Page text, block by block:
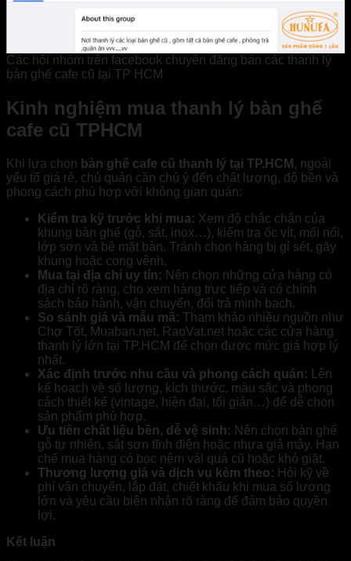
Các hội nhóm trên facebook chuyên đăng bán các thanh lý
bàn ghế cafe cũ tại TP HCM
Kinh nghiệm mua thanh lý bàn ghế
cafe cũ TPHCM
Khi lựa chọn bàn ghế cafe cũ thanh lý tại TP.HCM , ngoài
yếu tố giá rẻ, chủ quán cần chú ý đến chất lượng, độ bền và
phong cách phù hợp với không gian quán:
Kiểm tra kỹ trước khi mua: Xem độ chắc chắn của
khung bàn ghế (gỗ, sắt, inox…), kiểm tra ốc vít, mối nối,
lớp sơn và bề mặt bàn. Tránh chọn hàng bị gỉ sét, gãy
khung hoặc cong vênh.
Mua tại địa chỉ uy tín: Nên chọn những cửa hàng có
địa chỉ rõ ràng, cho xem hàng trực tiếp và có chính
sách bảo hành, vận chuyển, đổi trả minh bạch.
So sánh giá và mẫu mã: Tham khảo nhiều nguồn như
Chợ Tốt, Muaban.net, RaoVat.net hoặc các cửa hàng
thanh lý lớn tại TP.HCM để chọn được mức giá hợp lý
nhất.
Xác định trước nhu cầu và phong cách quán: Lên
kế hoạch về số lượng, kích thước, màu sắc và phong
cách thiết kế (vintage, hiện đại, tối giản…) để dễ chọn
sản phẩm phù hợp.
Ưu tiên chất liệu bền, dễ vệ sinh: Nên chọn bàn ghế
gỗ tự nhiên, sắt sơn tĩnh điện hoặc nhựa giả mây. Hạn
chế mua hàng có bọc nệm vải quá cũ hoặc khó giặt.
Thương lượng giá và dịch vụ kèm theo: Hỏi kỹ về
phí vận chuyển, lắp đặt, chiết khấu khi mua số lượng
lớn và yêu cầu biên nhận rõ ràng để đảm bảo quyền
lợi.
Kết luận